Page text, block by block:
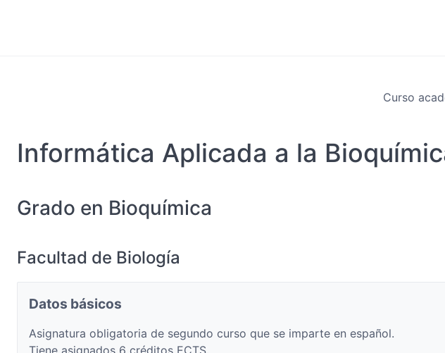
Curso
Informática Aplicada a la
Grado en Bioquímica
Facultad de Biología
Datos básicos
Asignatura obligatoria de segundo curso que se imparte en español.
Tiene asignados 6 créditos ECTS.